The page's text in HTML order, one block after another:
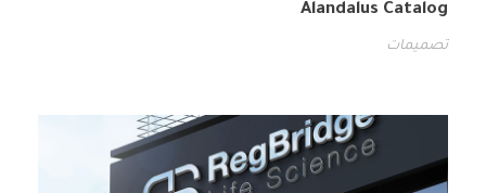
Alandalus Catalog
تصميمات